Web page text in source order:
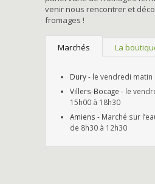
venir nous rencontrer et
fromages !
Marchés La
Dury- le vendredi matin
Villers-Bocage - le
15h00 à 18h30
Amiens - Marché sur
de 8h30 à 12h30